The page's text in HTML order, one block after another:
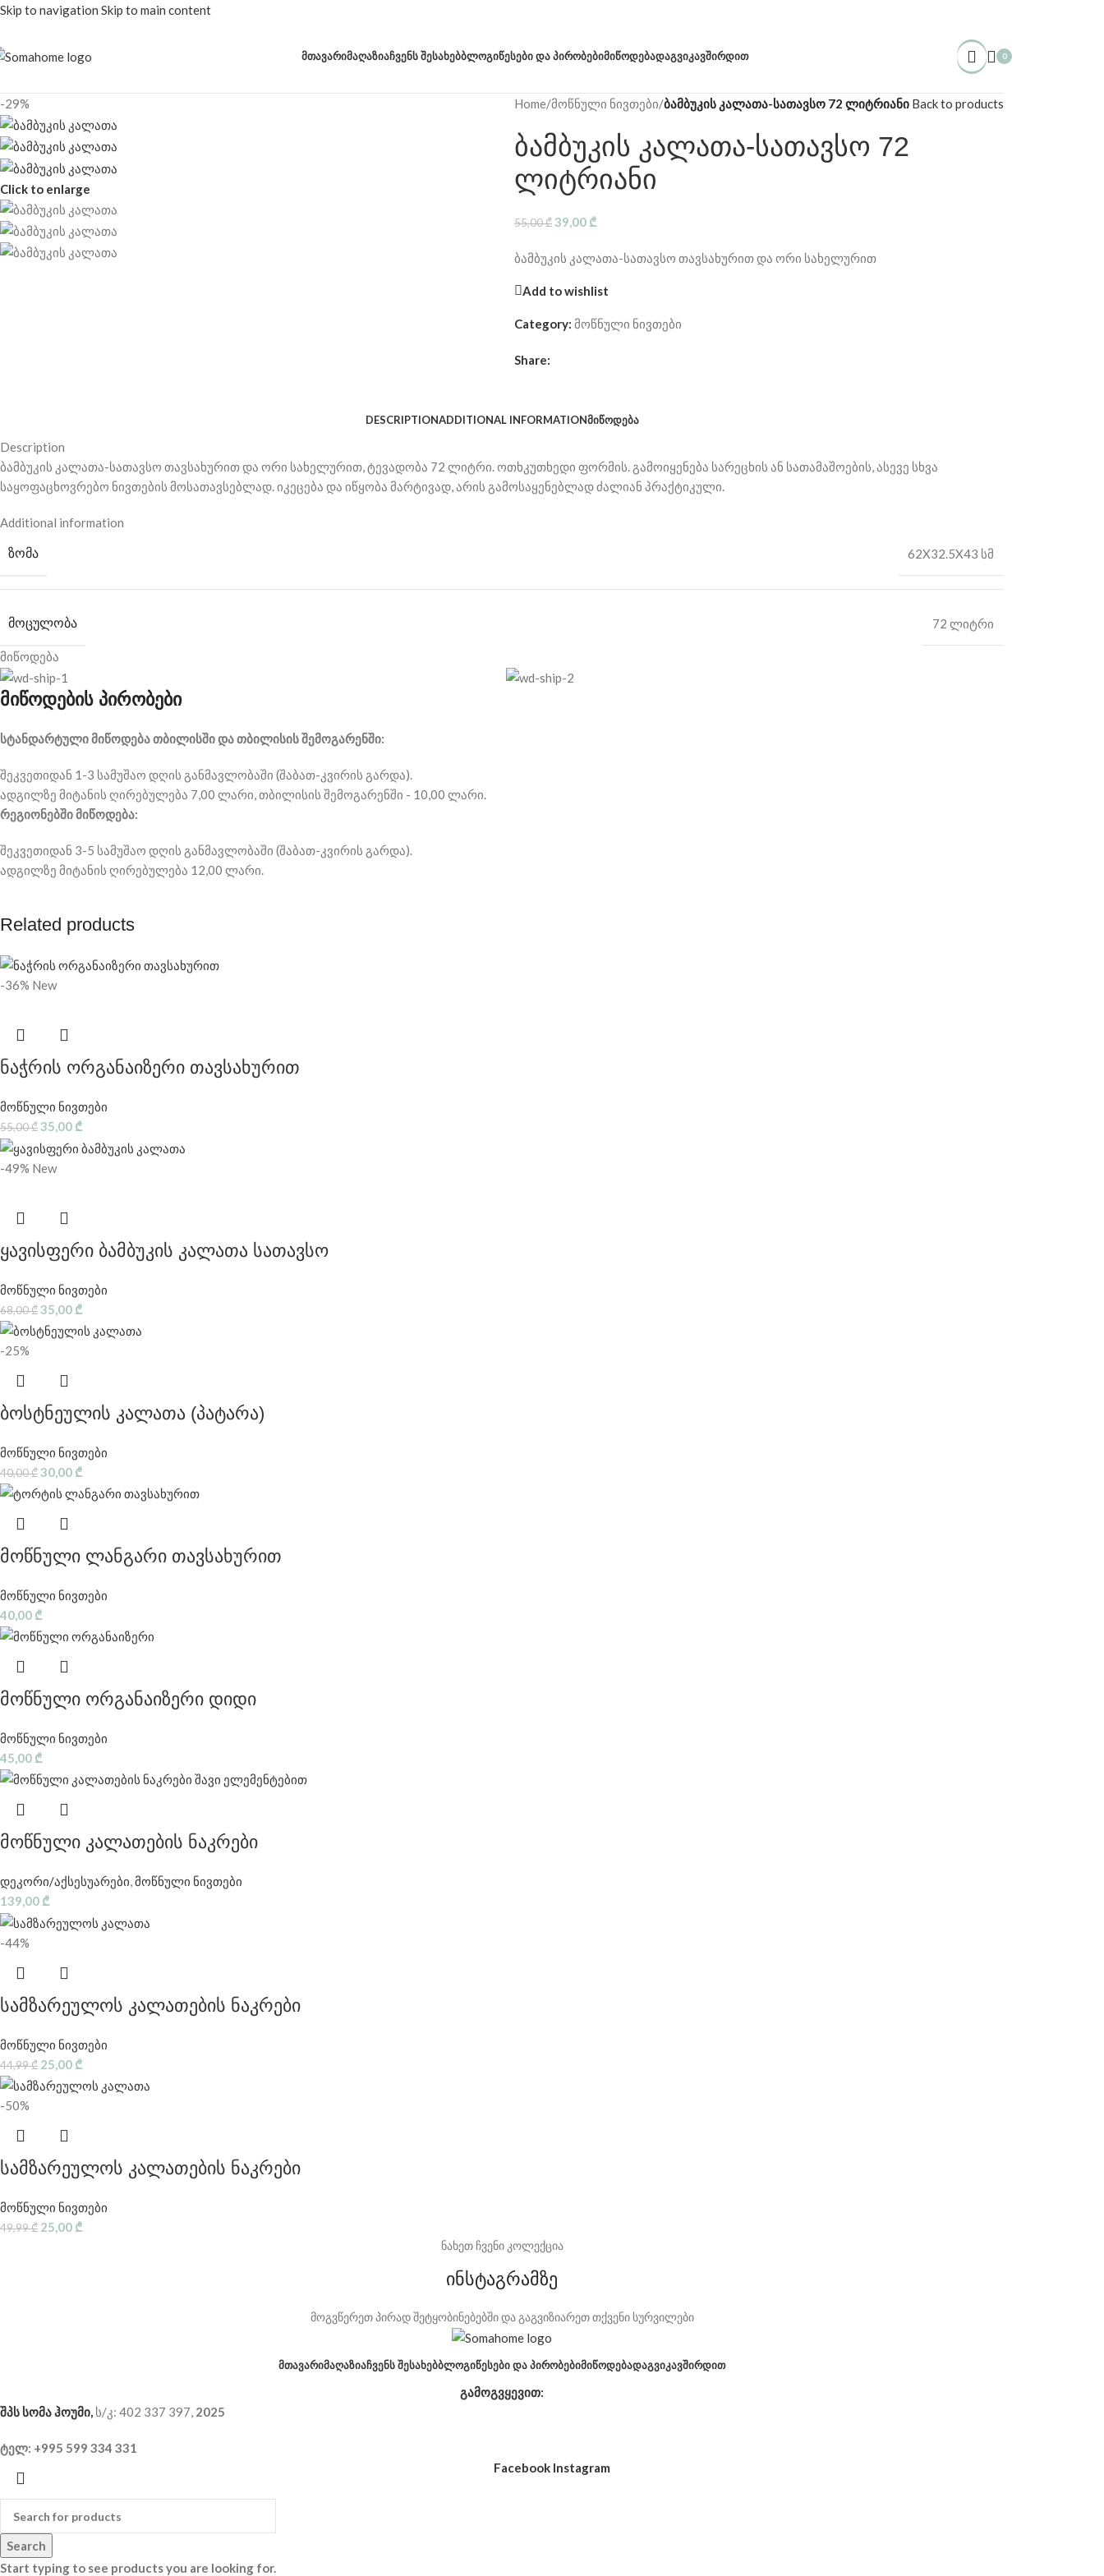
Skip to navigation Skip to main content
ᲛᲗᲐᲕᲐᲠᲘᲛᲐᲦᲐᲖᲘᲐᲩᲕᲔᲜᲡ ᲨᲔᲡᲐᲮᲔᲑᲑᲚᲝᲒᲘᲬᲔᲡᲔᲑᲘ ᲓᲐ ᲞᲘᲠᲝᲑᲔᲑᲘᲛᲘᲬᲝᲓᲔᲑᲐᲓᲐᲒᲕᲘᲙᲐᲕᲨᲘᲠᲓᲘᲗ
0
-29%
Click to enlarge
Home/მოწნული ნივთები/ბამბუკის კალათა-სათავსო 72 ლიტრიანი Back to products
ბამბუკის კალათა-სათავსო 72
ლიტრიანი
55,00₾39,00 ₾
ბამბუკის კალათა-სათავსო თავსახურით და ორი სახელურით
Add to wishlist
Category: მოწნული ნივთები
Share:
DESCRIPTIONADDITIONAL INFORMATIONᲛᲘᲬᲝᲓᲔᲑᲐ
Description
ბამბუკის კალათა-სათავსო თავსახურით და ორი სახელურით, ტევადობა 72 ლიტრი. ოთხკუთხედი ფორმის. გამოიყენება სარეცხის ან სათამაშოების, ასევე სხვა
საყოფაცხოვრებო ნივთების მოსათავსებლად. იკეცება და იწყობა მარტივად, არის გამოსაყენებლად ძალიან პრაქტიკული.
Additional information
ᲖᲝᲛᲐ 62X32.5X43 სმ
ᲛᲝᲪᲣᲚᲝᲑᲐ 72 ლიტრი
მიწოდება
მიწოდების პირობები
სტანდარტული მიწოდება თბილისში და თბილისის შემოგარენში:
შეკვეთიდან 1-3 სამუშაო დღის განმავლობაში (შაბათ-კვირის გარდა).
ადგილზე მიტანის ღირებულება 7,00 ლარი, თბილისის შემოგარენში - 10,00 ლარი.
რეგიონებში მიწოდება:
შეკვეთიდან 3-5 სამუშაო დღის განმავლობაში (შაბათ-კვირის გარდა).
ადგილზე მიტანის ღირებულება 12,00 ლარი.
Related products
-36% New
ნაჭრის ორგანაიზერი თავსახურით
მოწნული ნივთები
55,00₾35,00 ₾
-49% New
ყავისფერი ბამბუკის კალათა სათავსო
მოწნული ნივთები
68,00₾35,00 ₾
-25%
ბოსტნეულის კალათა (პატარა)
მოწნული ნივთები
40,00₾30,00 ₾
მოწნული ლანგარი თავსახურით
მოწნული ნივთები
40,00 ₾
მოწნული ორგანაიზერი დიდი
მოწნული ნივთები
45,00 ₾
მოწნული კალათების ნაკრები
დეკორი/აქსესუარები,მოწნული ნივთები
139,00 ₾
-44%
სამზარეულოს კალათების ნაკრები
მოწნული ნივთები
44,99₾ 25,00 ₾
-50%
სამზარეულოს კალათების ნაკრები
მოწნული ნივთები
49,99₾ 25,00 ₾
ნახეთ ჩვენი კოლექცია
ინსტაგრამზე
მოგვწერეთ პირად შეტყობინებებში და გაგვიზიარეთ თქვენი სურვილები
ᲛᲗᲐᲕᲐᲠᲘᲛᲐᲦᲐᲖᲘᲐᲩᲕᲔᲜᲡ ᲨᲔᲡᲐᲮᲔᲑᲑᲚᲝᲒᲘᲬᲔᲡᲔᲑᲘ ᲓᲐ ᲞᲘᲠᲝᲑᲔᲑᲘᲛᲘᲬᲝᲓᲔᲑᲐᲓᲐᲒᲕᲘᲙᲐᲕᲨᲘᲠᲓᲘᲗ
გამოგვყევით:
შპს სომა ჰოუმი, ს/კ: 402 337 397, 2025
ტელ: +995 599 334 331
Search
Start typing to see products you are looking for.
Facebook Instagram